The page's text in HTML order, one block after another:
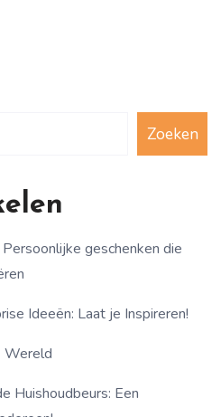
Zoeken
geschenken die
Ideeën: Laat je Inspireren!
Wereld
Huishoudbeurs: Een